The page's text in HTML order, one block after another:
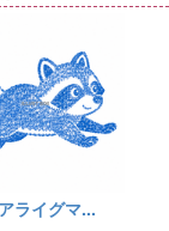
ライグマ...